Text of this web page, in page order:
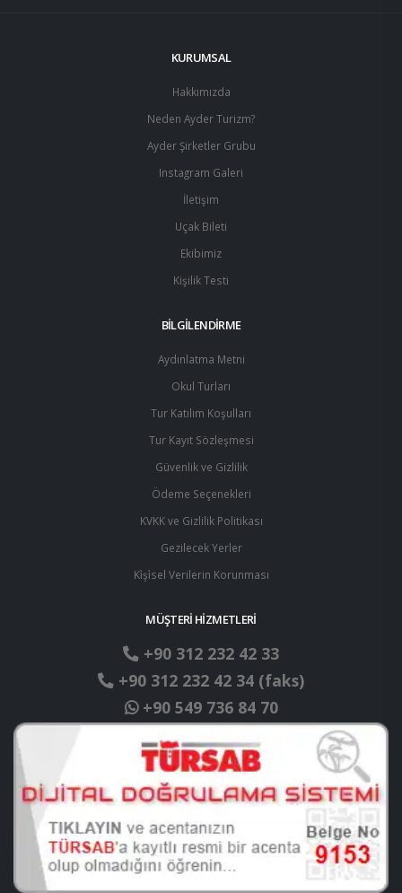
KURUMSAL
Hakkımızda
Neden Ayder Turizm?
Ayder Şirketler Grubu
Instagram Galeri
İletişim
Uçak Bileti
Ekibimiz
Kişilik Testi
BİLGİLENDİRME
Aydınlatma Metni
Okul Turları
Tur Katılım Koşulları
Tur Kayıt Sözleşmesi
Güvenlik ve Gizlilik
Ödeme Seçenekleri
KVKK ve Gizlilik Politikası
Gezilecek Yerler
Ki̇şi̇sel Verilerin Korunması
MÜŞTERİ HİZMETLERİ
+90 312 232 42 33
+90 312 232 42 34 (faks)
+90 549 736 84 70